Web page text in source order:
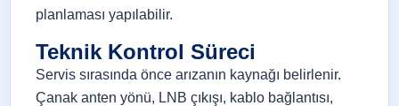
planlaması yapılabilir.
Teknik Kontrol Süreci
Servis sırasında önce arızanın kaynağı belirlenir.
Çanak anten yönü, LNB çıkışı, kablo bağlantısı,